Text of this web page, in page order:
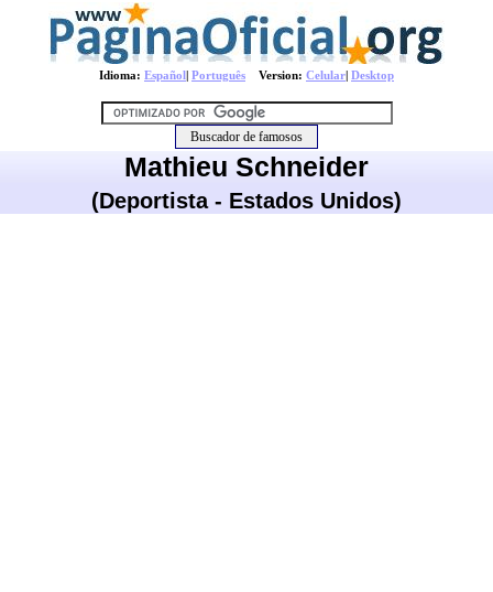
Idioma: Español| Português Version: Celular| Desktop
Mathieu Schneider
(Deportista - Estados Unidos)